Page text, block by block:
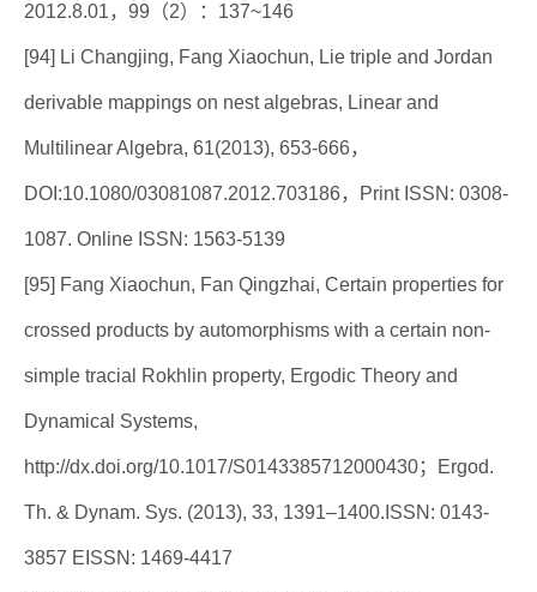
2012.8.01，99（2）：137~146
[94] Li Changjing, Fang Xiaochun, Lie triple and Jordan
derivable mappings on nest algebras, Linear and
Multilinear Algebra, 61(2013), 653-666，
DOI:10.1080/03081087.2012.703186，Print ISSN: 0308-
1087. Online ISSN: 1563-5139
[95] Fang Xiaochun, Fan Qingzhai, Certain properties for
crossed products by automorphisms with a certain non-
simple tracial Rokhlin property, Ergodic Theory and
Dynamical Systems,
http://dx.doi.org/10.1017/S0143385712000430；Ergod.
Th. & Dynam. Sys. (2013), 33, 1391–1400.ISSN: 0143-
3857 EISSN: 1469-4417